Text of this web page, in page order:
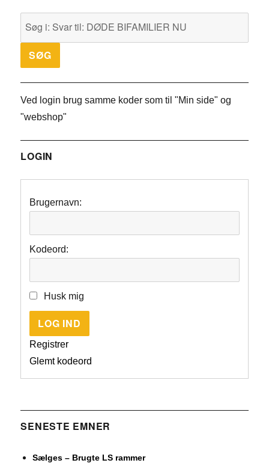
Ved login brug samme koder som til "Min side" og
"webshop"
LOGIN
Brugernavn:
Kodeord:
Husk mig
LOG IND
Registrer
Glemt kodeord
SENESTE EMNER
Sælges – Brugte LS rammer